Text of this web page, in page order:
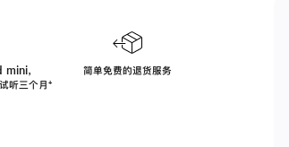
，
听三个月脚
⁺
简单免费的退货服务